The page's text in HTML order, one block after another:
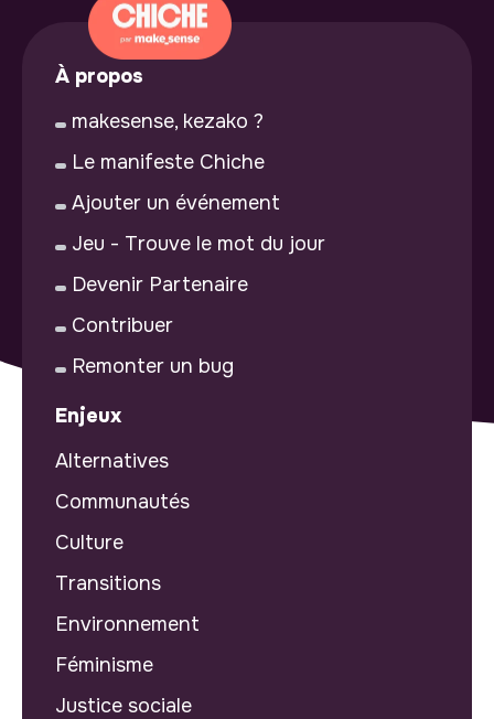
À propos
makesense, kezako ?
Le manifeste Chiche
Ajouter un événement
Jeu - Trouve le mot du jour
Devenir Partenaire
Contribuer
Remonter un bug
Enjeux
Alternatives
Communautés
Culture
Transitions
Environnement
Féminisme
Justice sociale